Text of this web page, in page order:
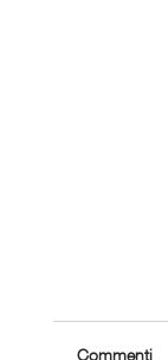
Commenti